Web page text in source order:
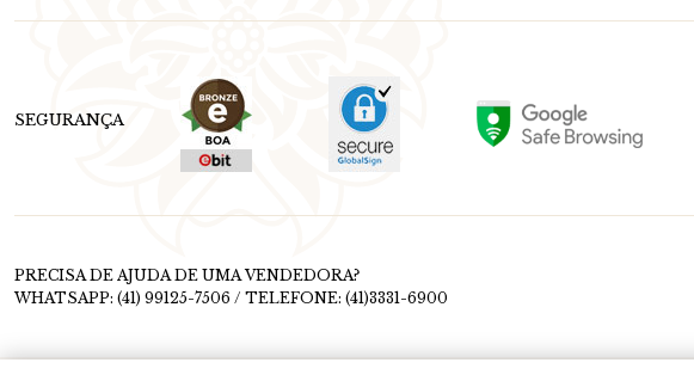
SEGURANÇA
PRECISA DE AJUDA DE UMA VENDEDORA?
WHATSAPP: (41) 99125-7506 / TELEFONE: (41)3331-6900